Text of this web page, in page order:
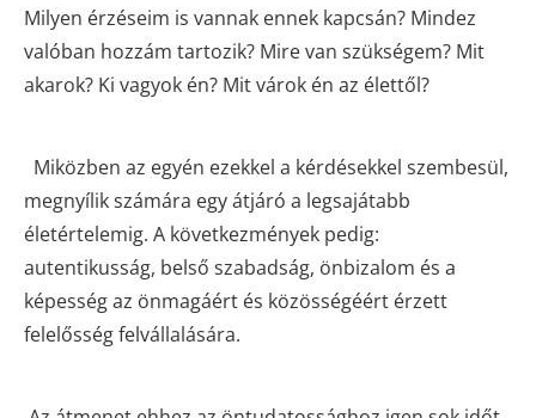
Milyen érzéseim is vannak ennek kapcsán? Mindez
valóban hozzám tartozik? Mire van szükségem? Mit
akarok? Ki vagyok én? Mit várok én az élettől?
Miközben az egyén ezekkel a kérdésekkel szembesül,
megnyílik számára egy átjáró a legsajátabb
életértelemig. A következmények pedig:
autentikusság, belső szabadság, önbizalom és a
képesség az önmagáért és közösségéért érzett
felelősség felvállalására.